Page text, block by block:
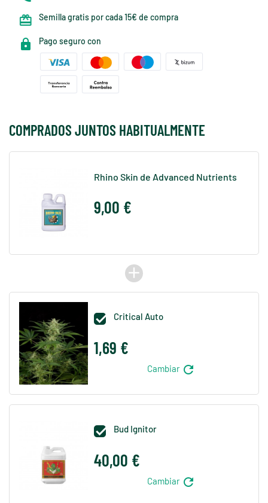
Semilla gratis por cada 15€ de compra
Pago seguro con
COMPRADOS JUNTOS HABITUALMENTE
Rhino Skin de Advanced Nutrients
9,00 €
add
 Critical Auto
1,69 €
Cambiar refresh
 Bud Ignitor
40,00 €
Cambiar refresh